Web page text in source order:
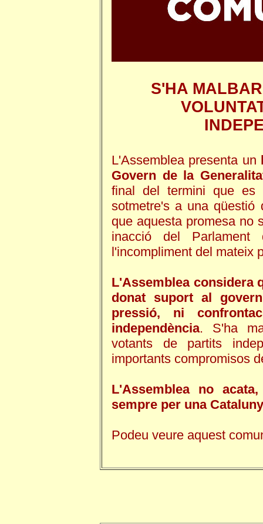
S'HA
L'Assemblea presenta un
Govern de la
final del termini que es
sotmetre's a una qüestió
que aquesta promesa no
inacció del
l'incompliment del mateix
L'Assemblea considera
donat suport al
pressió, ni
independència. S'ha
votants de partits
importants compromisos
L'Assemblea no
sempre per una
Podeu veure aquest